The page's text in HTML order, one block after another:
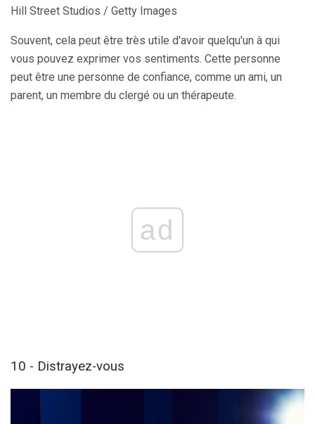
Hill Street Studios / Getty Images
Souvent, cela peut être très utile d'avoir quelqu'un à qui
vous pouvez exprimer vos sentiments. Cette personne
peut être une personne de confiance, comme un ami, un
parent, un membre du clergé ou un thérapeute.
ad
10 - Distrayez-vous